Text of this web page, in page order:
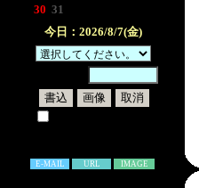
30 31
今日：2026/8/7(金)
E-MAIL URL IMAGE